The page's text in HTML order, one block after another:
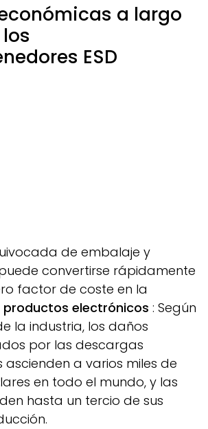
a largo
ESD
de embalaje y
convertirse rápidamente
factor de coste en la
electrónicos : Según
la industria, los daños
por las descargas
a varios miles de
en todo el mundo, y las
hasta un tercio de sus